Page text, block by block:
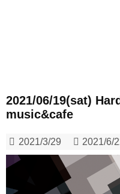
2021/06/19(sat)
music&cafe
2021/3/29 2021/6/